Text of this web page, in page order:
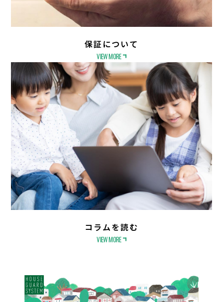
保証について
VIEW MORE
コラムを読む
VIEW MORE